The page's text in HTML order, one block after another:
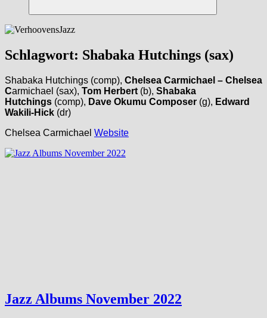
Suchen
Schlagwort: Shabaka Hutchings (sax)
Shabaka Hutchings (comp), Chelsea Carmichael – Chelsea
Carmichael (sax), Tom Herbert (b), Shabaka
Hutchings (comp), Dave Okumu Composer (g), Edward
Wakili-Hick (dr)
Chelsea Carmichael Website
Jazz Albums November 2022